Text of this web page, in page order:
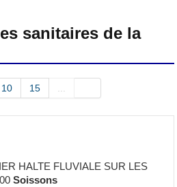
sanitaires de la
10 15 ...
HALTE FLUVIALE SUR LES
Soissons